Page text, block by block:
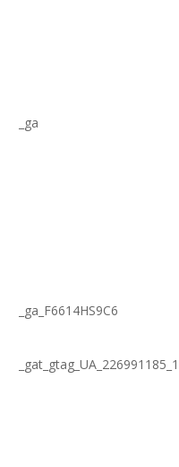
_ga
_ga_F6614HS9C6
_gat_gtag_UA_226991185_1